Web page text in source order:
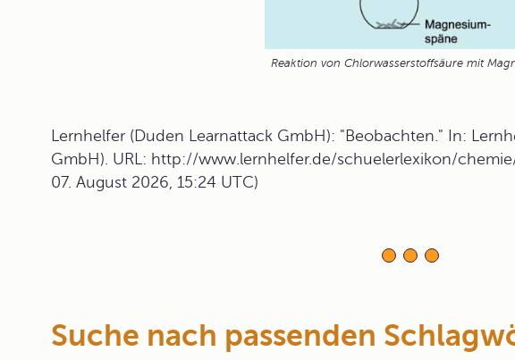
Reaktion von Chlorwasserstoffsäure mit
Lernhelfer (Duden Learnattack GmbH): "Beobachten." In:
GmbH). URL: http://www.lernhelfer.de/schuelerlexikon/
07. August 2026, 15:24 UTC)
Suche nach passenden